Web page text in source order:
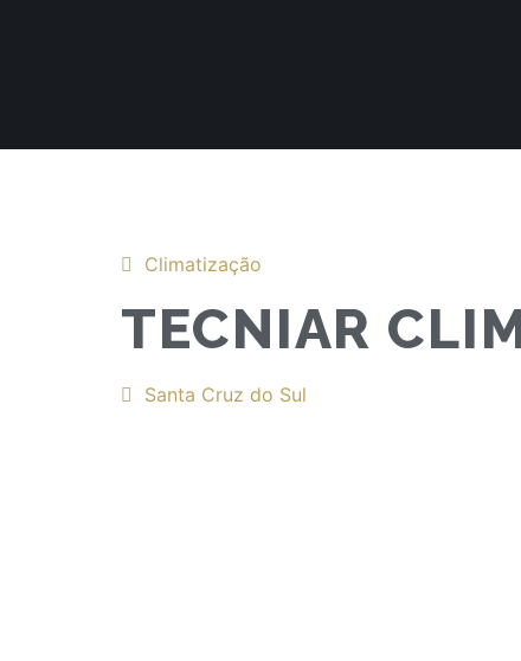
Climatização
TECNIAR
Santa Cruz do Sul